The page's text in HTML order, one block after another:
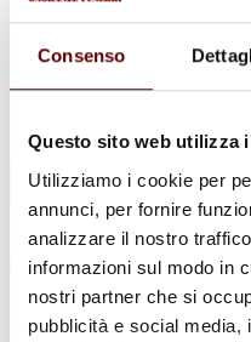
Consenso
Questo sito web utilizza
Utilizziamo i cookie per
annunci, per fornire
analizzare il nostro
informazioni sul modo in
nostri partner che si
pubblicità e social media,
Cofani Funebri
In caso di decesso
Necrologi
News
Info e Contatti
Cerca
per:
Adelmo Sgarzi